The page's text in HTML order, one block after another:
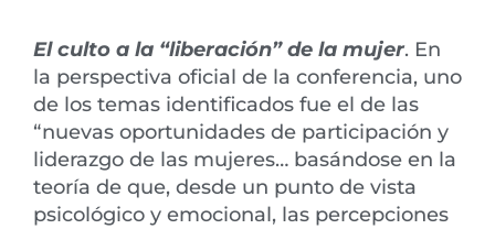
El culto a la “liberación” de la mujer. En
la perspectiva oficial de la conferencia, uno
de los temas identificados fue el de las
“nuevas oportunidades de participación y
liderazgo de las mujeres… basándose en la
teoría de que, desde un punto de vista
psicológico y emocional, las percepciones